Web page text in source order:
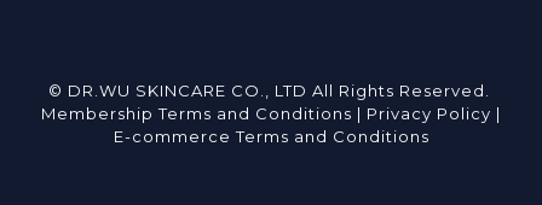
© DR.WU SKINCARE CO., LTD All Rights Reserved.
Membership Terms and Conditions | Privacy Policy |
E-commerce Terms and Conditions